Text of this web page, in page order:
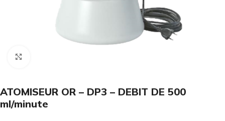
ATOMISEUR OR – DP3 – DEBIT DE 500
ml/minute